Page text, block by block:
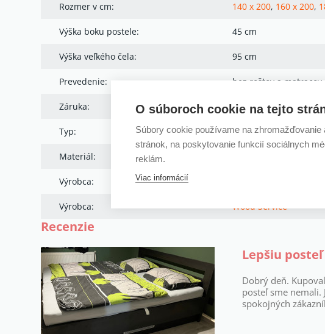
Rozmer v cm: 140 x 200, 160 x 200,
Výška boku postele: 45 cm
Výška veľkého čela: 95 cm
Prevedenie: bez roštov a matracov
Záruka: 5 rokov
Typ: Manželské
Materiál:
Výrobca:
Výrobca: Wood Service
Recenzie
Lepšiu
Dobrý deň.
posteľ sme nemali.
spokojných
O súboroch cookie na tejto
Súbory cookie používame na
stránok, na poskytovanie funkcií sociálnych
reklám.
Viac informácií